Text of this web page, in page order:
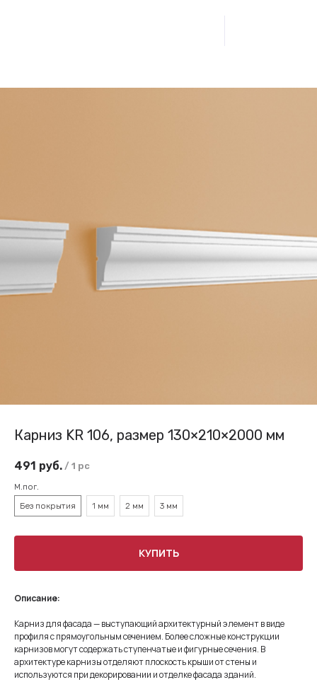
Карниз KR 106, размер 130×210×2000 мм
491 руб. / 1 pc
М.пог.
Без покрытия
1 мм 2 мм 3 мм
КУПИТЬ
Описание:
Карниз для фасада — выступающий архитектурный элемент в виде
профиля с прямоугольным сечением. Более сложные конструкции
карнизов могут содержать ступенчатые и фигурные сечения. В
архитектуре карнизы отделяют плоскость крыши от стены и
используются при декорировании и отделке фасада зданий.